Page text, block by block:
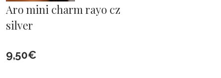
Aro mini charm rayo cz
silver
9,50€